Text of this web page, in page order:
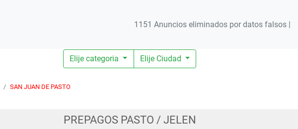
1151 Anuncios eliminados por datos falsos |
Elije categoria Elije Ciudad
SAN JUAN DE PASTO
PREPAGOS PASTO / JELEN